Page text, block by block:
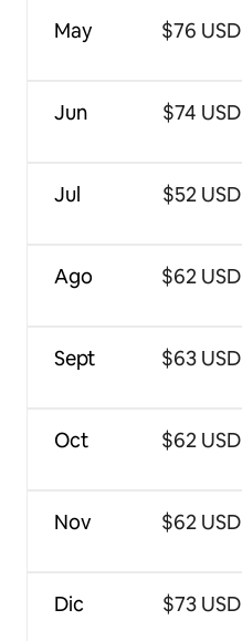
May
Jun
Jul
Ago
Sept
Oct
Nov
Dic
$76 USD
$74 USD
$52 USD
$62 USD
$63 USD
$62 USD
$62 USD
$73 USD